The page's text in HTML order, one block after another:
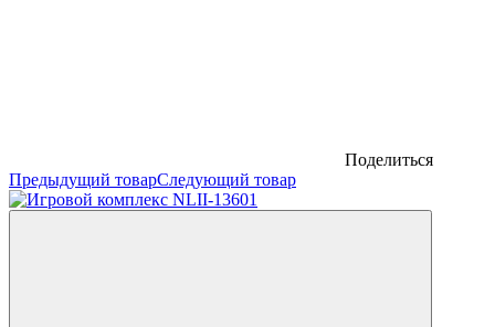
Поделиться
Предыдущий товарСледующий товар